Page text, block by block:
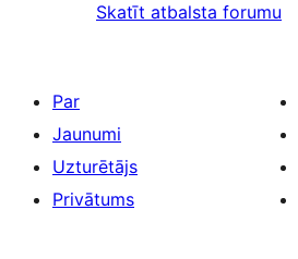
Skatīt atbalsta forumu
Par
Jaunumi
Uzturētājs
Privātums